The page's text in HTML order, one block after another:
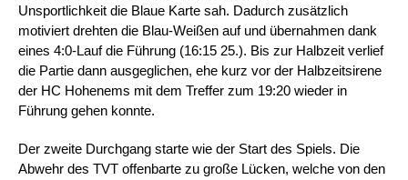
Unsportlichkeit die Blaue Karte sah. Dadurch zusätzlich
motiviert drehten die Blau-Weißen auf und übernahmen dank
eines 4:0-Lauf die Führung (16:15 25.). Bis zur Halbzeit verlief
die Partie dann ausgeglichen, ehe kurz vor der Halbzeitsirene
der HC Hohenems mit dem Treffer zum 19:20 wieder in
Führung gehen konnte.
Der zweite Durchgang starte wie der Start des Spiels. Die
Abwehr des TVT offenbarte zu große Lücken, welche von den